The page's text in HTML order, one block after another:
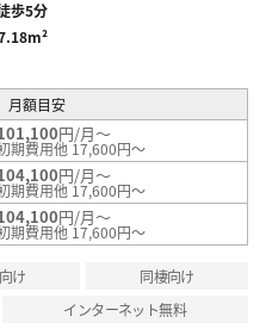
歩5分
月額目安
円/月～
期費用他 17,600円～
円/月～
期費用他 17,600円～
円/月～
期費用他 17,600円～
け
同棲向け
インターネット無料